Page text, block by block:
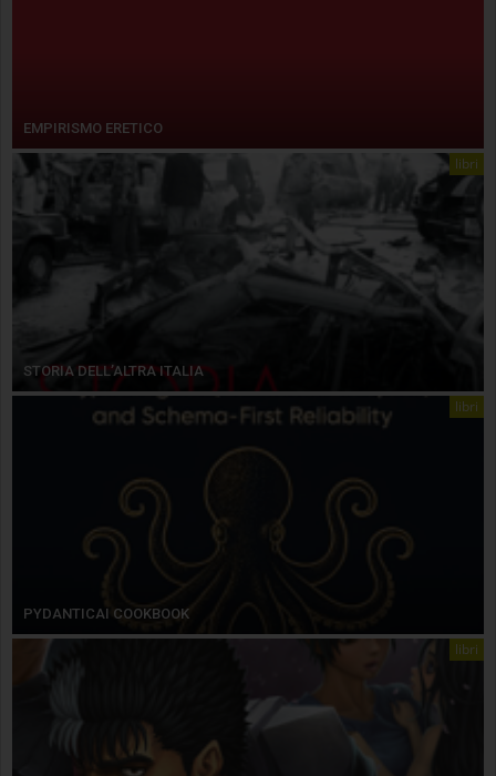
EMPIRISMO ERETICO
libri
STORIA DELL’ALTRA ITALIA
libri
PYDANTICAI COOKBOOK
libri